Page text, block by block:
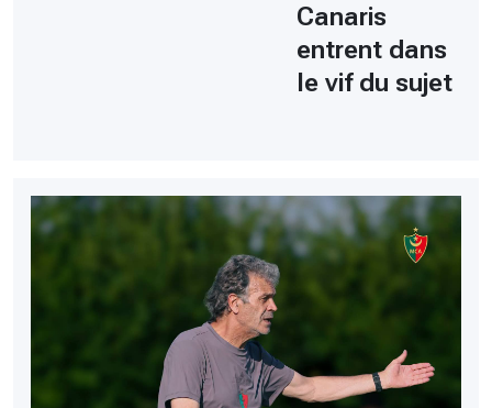
Canaris
entrent dans
le vif du sujet